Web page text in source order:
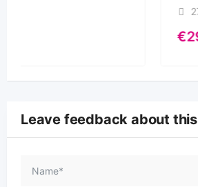
Leave feedback about this